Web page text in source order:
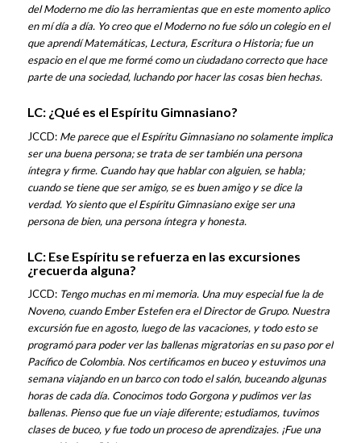
del Moderno me dio las herramientas que en este momento aplico
en mí día a día. Yo creo que el Moderno no fue sólo un colegio en el
que aprendí Matemáticas, Lectura, Escritura o Historia; fue un
espacio en el que me formé como un ciudadano correcto que hace
parte de una sociedad, luchando por hacer las cosas bien hechas.
LC: ¿Qué es el Espíritu Gimnasiano?
JCCD: Me parece que el Espíritu Gimnasiano no solamente implica
ser una buena persona; se trata de ser también una persona
íntegra y firme. Cuando hay que hablar con alguien, se habla;
cuando se tiene que ser amigo, se es buen amigo y se dice la
verdad. Yo siento que el Espíritu Gimnasiano exige ser una
persona de bien, una persona íntegra y honesta.
LC: Ese Espíritu se refuerza en las excursiones
¿recuerda alguna?
JCCD: Tengo muchas en mi memoria. Una muy especial fue la de
Noveno, cuando Ember Estefen era el Director de Grupo. Nuestra
excursión fue en agosto, luego de las vacaciones, y todo esto se
programó para poder ver las ballenas migratorias en su paso por el
Pacífico de Colombia. Nos certificamos en buceo y estuvimos una
semana viajando en un barco con todo el salón, buceando algunas
horas de cada día. Conocimos todo Gorgona y pudimos ver las
ballenas. Pienso que fue un viaje diferente; estudiamos, tuvimos
clases de buceo, y fue todo un proceso de aprendizajes. ¡Fue una